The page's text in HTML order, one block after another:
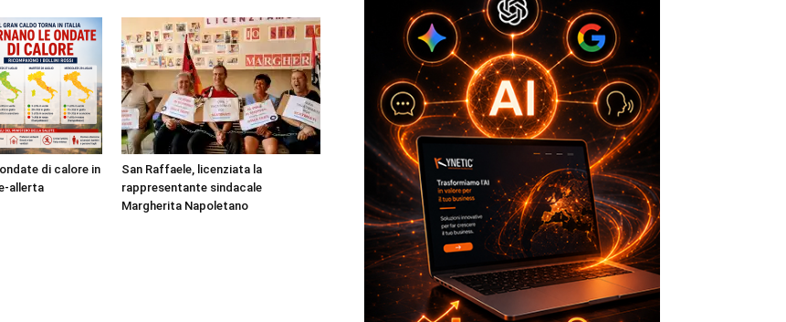
di calore in
allerta
San Raffaele, licenziata la
rappresentante sindacale
Margherita Napoletano